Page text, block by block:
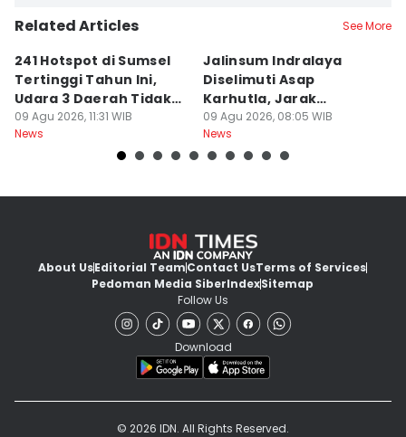
Related Articles See More
241 Hotspot di Sumsel
Tertinggi Tahun Ini,
Udara 3 Daerah Tidak
Sehat
09 Agu 2026, 11:31 WIB
News
Jalinsum Indralaya
Diselimuti Asap
Karhutla, Jarak
Pandang 30 Meter
09 Agu 2026, 08:05 WIB
News
About UsEditorial TeamContact UsTerms of Services
Pedoman Media SiberIndexSitemap
Follow Us
Download
© 2026 IDN. All Rights Reserved.